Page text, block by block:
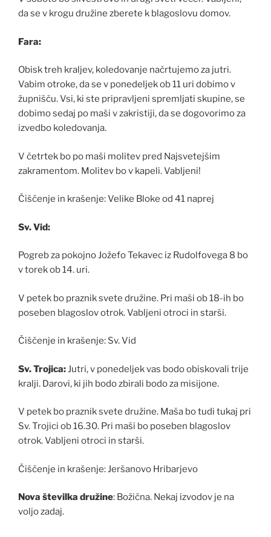
da se v krogu družine zberete k blagoslovu domov.
Fara:
Obisk treh kraljev, koledovanje načrtujemo za jutri.
Vabim otroke, da se v ponedeljek ob 11 uri dobimo v
župnišču. Vsi, ki ste pripravljeni spremljati skupine, se
dobimo sedaj po maši v zakristiji, da se dogovorimo za
izvedbo koledovanja.
V četrtek bo po maši molitev pred Najsvetejšim
zakramentom. Molitev bo v kapeli. Vabljeni!
Čiščenje in krašenje: Velike Bloke od 41 naprej
Sv. Vid:
Pogreb za pokojno Jožefo Tekavec iz Rudolfovega 8 bo
v torek ob 14. uri.
V petek bo praznik svete družine. Pri maši ob 18-ih bo
poseben blagoslov otrok. Vabljeni otroci in starši.
Čiščenje in krašenje: Sv. Vid
Sv. Trojica:Jutri, v ponedeljek vas bodo obiskovali trije
kralji. Darovi, ki jih bodo zbirali bodo za misijone.
V petek bo praznik svete družine. Maša bo tudi tukaj pri
Sv. Trojici ob 16.30. Pri maši bo poseben blagoslov
otrok. Vabljeni otroci in starši.
Čiščenje in krašenje: Jeršanovo Hribarjevo
Nova številka družine: Božična. Nekaj izvodov je na
voljo zadaj.